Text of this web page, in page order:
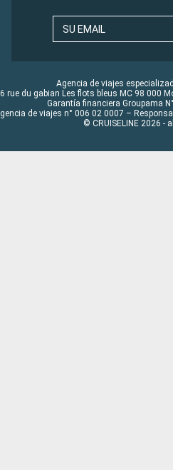
SU EMAIL
Agencia de viajes
rue du gabian Les flots bleus MC 98 000
Garantía financiera Groupama
de viajes n° 006 02 0007 –
© CRUISELINE 2026 -